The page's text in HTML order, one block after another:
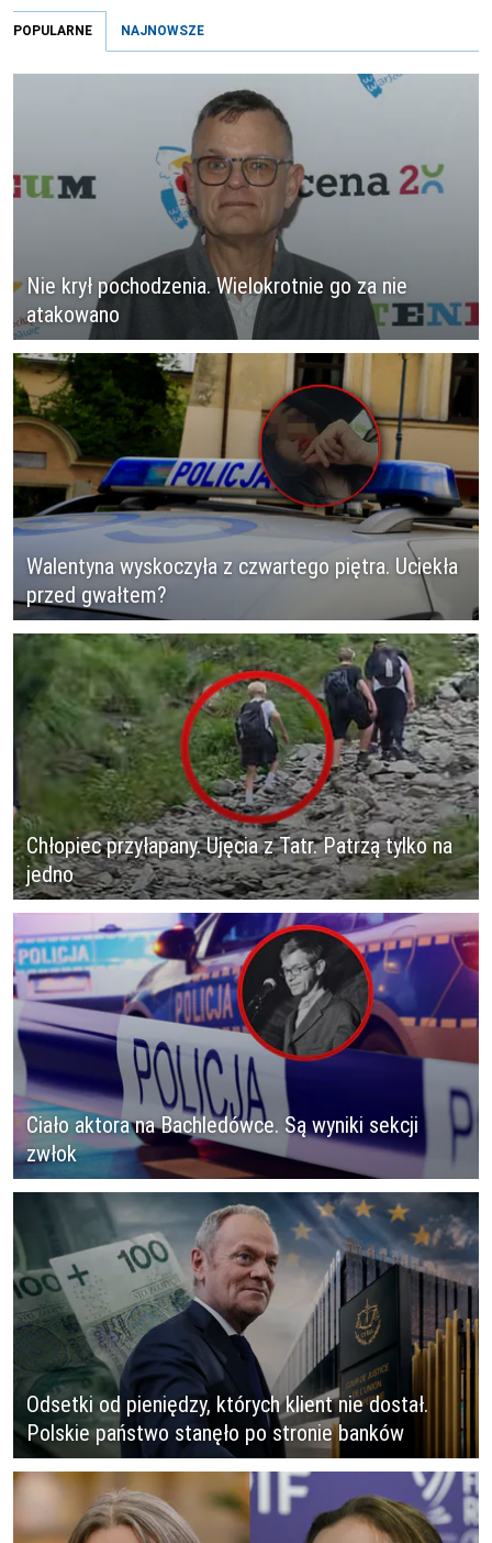
POPULARNE NAJNOWSZE
Nie krył pochodzenia. Wielokrotnie go za nie
atakowano
Walentyna wyskoczyła z czwartego piętra. Uciekła
przed gwałtem?
Chłopiec przyłapany. Ujęcia z Tatr. Patrzą tylko na
jedno
Ciało aktora na Bachledówce. Są wyniki sekcji
zwłok
Odsetki od pieniędzy, których klient nie dostał.
Polskie państwo stanęło po stronie banków